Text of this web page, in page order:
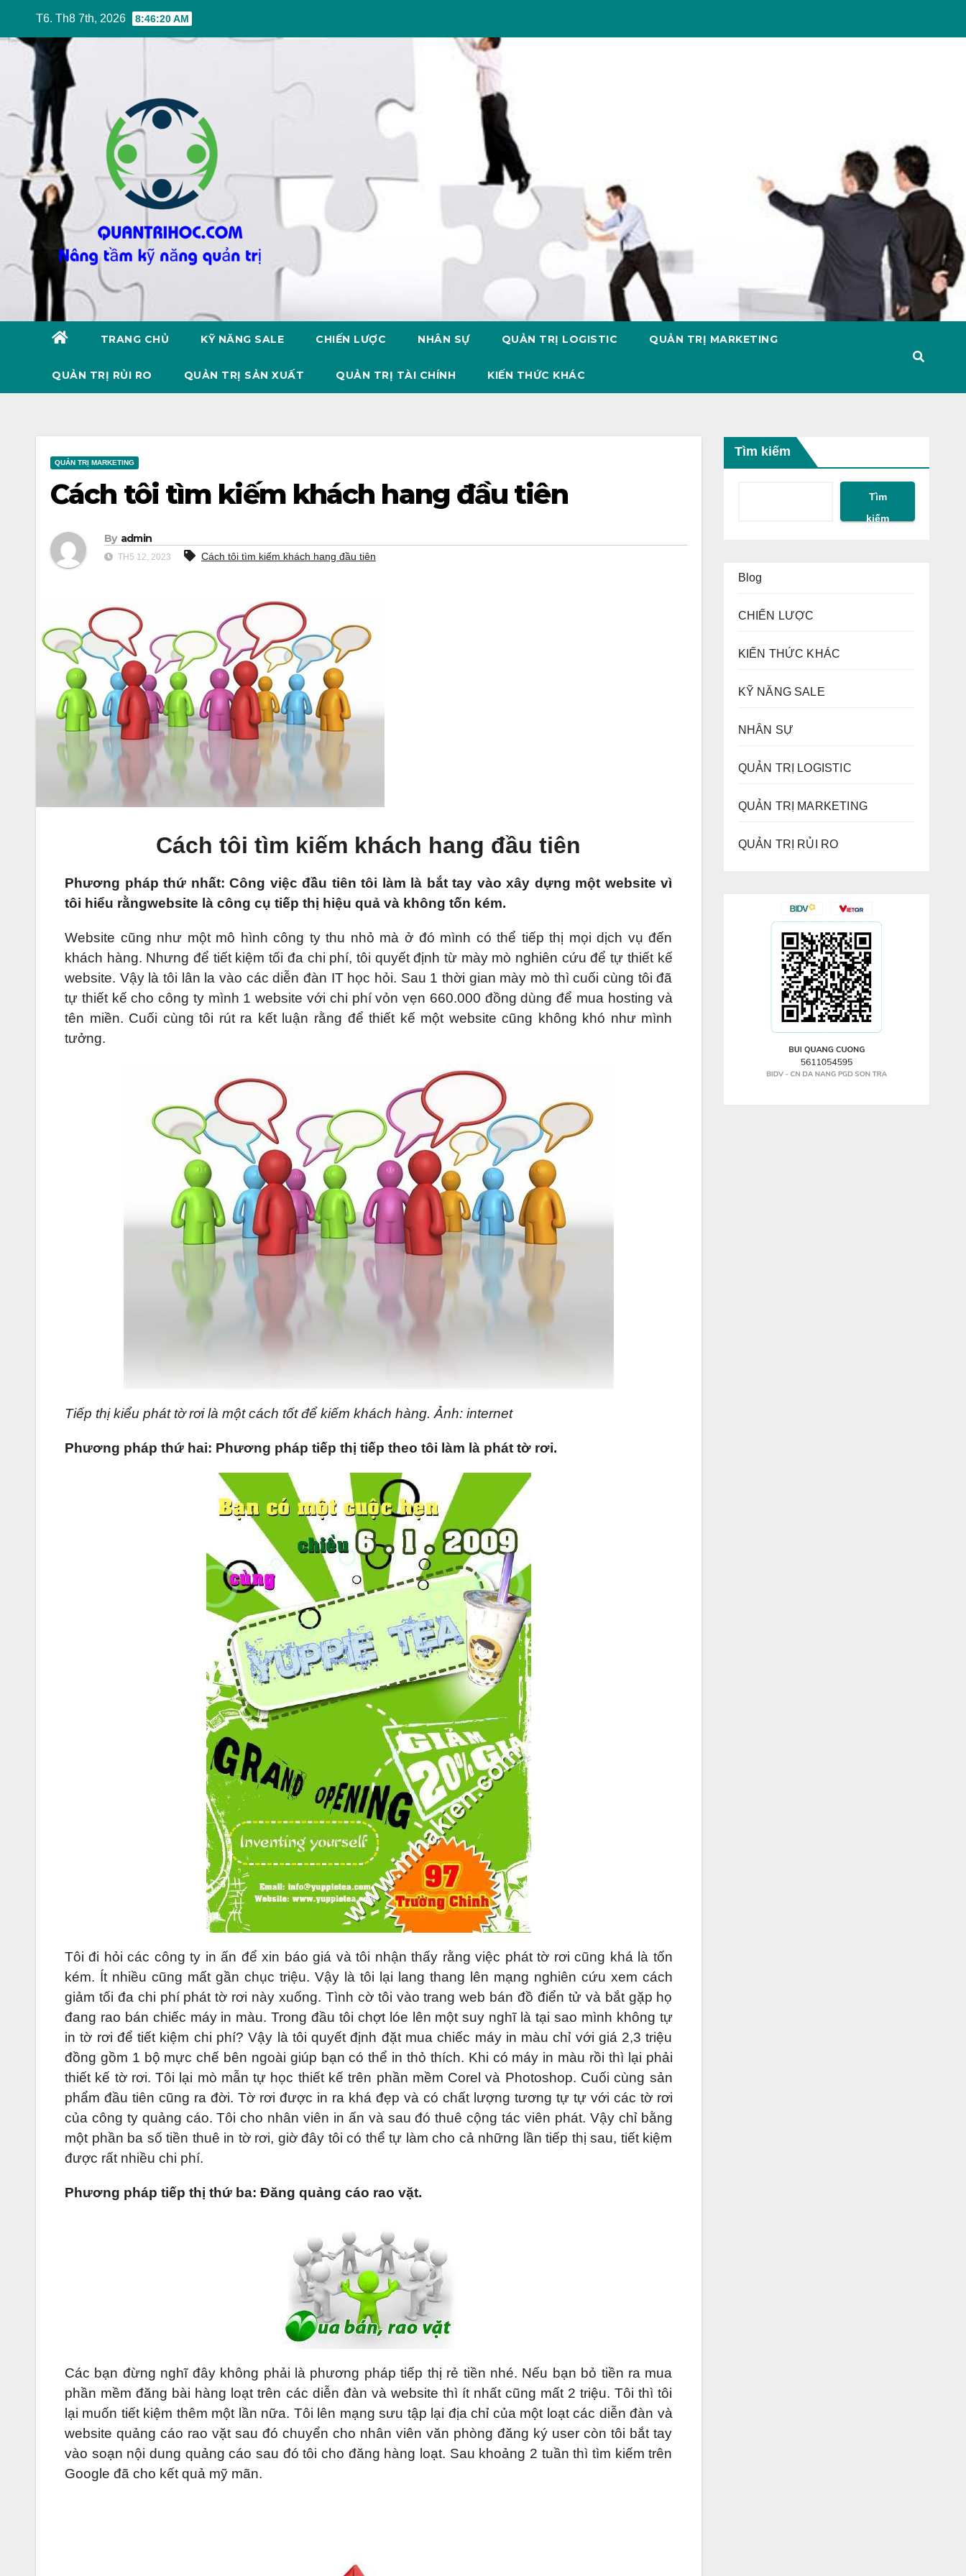
content
T6. Th8 7th, 2026 8:46:21 AM
TRANG CHỦ KỸ NĂNG SALE CHIẾN LƯỢC NHÂN SỰ QUẢN TRỊ LOGISTIC QUẢN TRỊ MARKETING
QUẢN TRỊ RỦI RO QUẢN TRỊ SẢN XUẤT QUẢN TRỊ TÀI CHÍNH KIẾN THỨC KHÁC
QUẢN TRỊ MARKETING
Cách tôi tìm kiếm khách hang đầu tiên
By admin
TH5 12, 2023 Cách tôi tìm kiếm khách hang đầu tiên
Cách tôi tìm kiếm khách hang đầu tiên
Phương pháp thứ nhất: Công việc đầu tiên tôi làm là bắt tay vào xây dựng một website vì
tôi hiểu rằngwebsite là công cụ tiếp thị hiệu quả và không tốn kém.
Website cũng như một mô hình công ty thu nhỏ mà ở đó mình có thể tiếp thị mọi dịch vụ đến
khách hàng. Nhưng để tiết kiệm tối đa chi phí, tôi quyết định từ mày mò nghiên cứu để tự thiết kế
website. Vậy là tôi lân la vào các diễn đàn IT học hỏi. Sau 1 thời gian mày mò thì cuối cùng tôi đã
tự thiết kế cho công ty mình 1 website với chi phí vỏn vẹn 660.000 đồng dùng để mua hosting và
tên miền. Cuối cùng tôi rút ra kết luận rằng để thiết kế một website cũng không khó như mình
tưởng.
Tiếp thị kiểu phát tờ rơi là một cách tốt để kiếm khách hàng. Ảnh: internet
Phương pháp thứ hai: Phương pháp tiếp thị tiếp theo tôi làm là phát tờ rơi.
Tôi đi hỏi các công ty in ấn để xin báo giá và tôi nhận thấy rằng việc phát tờ rơi cũng khá là tốn
kém. Ít nhiều cũng mất gần chục triệu. Vậy là tôi lại lang thang lên mạng nghiên cứu xem cách
giảm tối đa chi phí phát tờ rơi này xuống. Tình cờ tôi vào trang web bán đồ điển tử và bắt gặp họ
đang rao bán chiếc máy in màu. Trong đầu tôi chợt lóe lên một suy nghĩ là tại sao mình không tự
in tờ rơi để tiết kiệm chi phí? Vậy là tôi quyết định đặt mua chiếc máy in màu chỉ với giá 2,3 triệu
đồng gồm 1 bộ mực chế bên ngoài giúp bạn có thể in thỏ thích. Khi có máy in màu rồi thì lại phải
thiết kế tờ rơi. Tôi lại mò mẫn tự học thiết kế trên phần mềm Corel và Photoshop. Cuối cùng sản
phẩm đầu tiên cũng ra đời. Tờ rơi được in ra khá đẹp và có chất lượng tương tự tự với các tờ rơi
của công ty quảng cáo. Tôi cho nhân viên in ấn và sau đó thuê cộng tác viên phát. Vậy chỉ bằng
một phần ba số tiền thuê in tờ rơi, giờ đây tôi có thể tự làm cho cả những lần tiếp thị sau, tiết kiệm
được rất nhiều chi phí.
Phương pháp tiếp thị thứ ba: Đăng quảng cáo rao vặt.
Các bạn đừng nghĩ đây không phải là phương pháp tiếp thị rẻ tiền nhé. Nếu bạn bỏ tiền ra mua
phần mềm đăng bài hàng loạt trên các diễn đàn và website thì ít nhất cũng mất 2 triệu. Tôi thì tôi
lại muốn tiết kiệm thêm một lần nữa. Tôi lên mạng sưu tập lại địa chỉ của một loạt các diễn đàn và
website quảng cáo rao vặt sau đó chuyển cho nhân viên văn phòng đăng ký user còn tôi bắt tay
vào soạn nội dung quảng cáo sau đó tôi cho đăng hàng loạt. Sau khoảng 2 tuần thì tìm kiếm trên
Google đã cho kết quả mỹ mãn.
Tìm kiếm
Tìm
kiếm
Blog
CHIẾN LƯỢC
KIẾN THỨC KHÁC
KỸ NĂNG SALE
NHÂN SỰ
QUẢN TRỊ LOGISTIC
QUẢN TRỊ MARKETING
QUẢN TRỊ RỦI RO